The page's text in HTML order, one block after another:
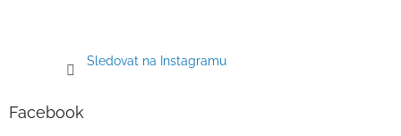
Sledovat na Instagramu
Facebook